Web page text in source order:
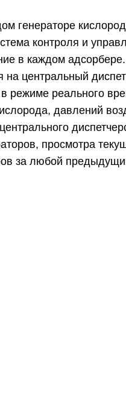
генераторе
контроля и
в каждом адсорбере.
центральный
режиме реального
давлений
просмотра
за любой